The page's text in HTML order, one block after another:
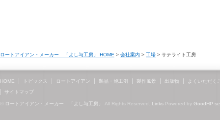
ロートアイアン・メーカー 「よし与工房」 HOME > 会社案内 > 工場 > サテライト工房
HOME トピックス ロートアイアン 製品・施工例 製作風景 出版物
よくいただく
サイトマップ
ロートアイアン・メーカー 「よし与工房」 All Rights Reserved. Links Powered by GoodHP